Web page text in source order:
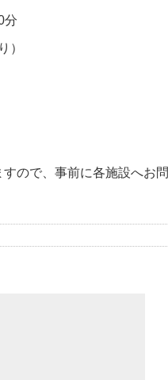
分
）
ので、事前に各施設へお問